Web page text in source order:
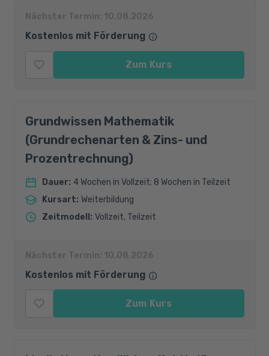
Nächster Termin: 10.08.2026
Kostenlos mit Förderung
Zum Kurs
Grundwissen Mathematik
(Grundrechenarten & Zins- und
Prozentrechnung)
Dauer: 4 Wochen in Vollzeit; 8 Wochen in Teilzeit
Kursart: Weiterbildung
Zeitmodell : Vollzeit, Teilzeit
Nächster Termin: 10.08.2026
Kostenlos mit Förderung
Zum Kurs